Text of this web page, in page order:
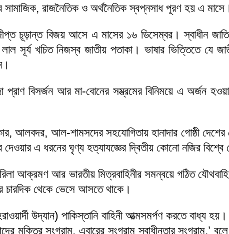
সামাজিক, রাজনৈতিক ও অর্থনৈতিক স্বপ্নসাধ পূরণ হয় এ মাসে।
চূড়ান্ত বিজয় আসে এ মাসের ১৬ ডিসেম্বর। স্বাধীন
সূর্য খচিত নিজস্ব জাতীয় পতাকা। ভাষার ভিত্তিতে যে
প্রাণ বিসর্জন আর মা-বোনের সম্ভ্রমের বিনিময়ে এ অর্জন
আলবদর, আল-শামসদের সহযোগিতায় হানাদার গোষ্ঠী দেশের
এ ধরনের ঘৃণ্য হত্যাযজ্ঞের দ্বিতীয় কোনো নজির বিশ্বে
আক্রমণ আর ভারতীয় মিত্রবাহিনীর সমন্বয়ে গঠিত
চারদিক থেকে ভেসে আসতে থাকে।
উদ্যান) পাকিস্তানি বাহিনী আত্মসমর্পণ করতে বাধ্য
মুক্তির সংগ্রাম, এবারের সংগ্রাম স্বাধীনতার সংগ্রাম,’